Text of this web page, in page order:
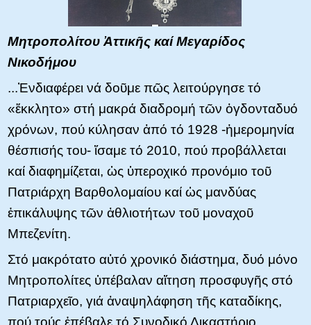
Μητροπολίτου Ἀττικῆς καί Μεγαρίδος
Νικοδήμου
...Ἐνδιαφέρει νά δοῦμε πῶς λειτούργησε τό
«ἔκκλητο» στή μακρά διαδρομή τῶν ὀγδονταδυό
χρόνων, πού κύλησαν ἀπό τό 1928 -ἡμερομηνία
θέσπισής του- ἴσαμε τό 2010, πού προβάλλεται
καί διαφημίζεται, ὡς ὑπεροχικό προνόμιο τοῦ
Πατριάρχη Βαρθολομαίου καί ὡς μανδύας
ἐπικάλυψης τῶν ἀθλιοτήτων τοῦ μοναχοῦ
Μπεζενίτη.
Στό μακρότατο αὐτό χρονικό διάστημα, δυό μόνο
Μητροπολίτες ὑπέβαλαν αἴτηση προσφυγῆς στό
Πατριαρχεῖο, γιά ἀναψηλάφηση τῆς καταδίκης,
πού τούς ἐπέβαλε τό Συνοδικό Δικαστήριο.